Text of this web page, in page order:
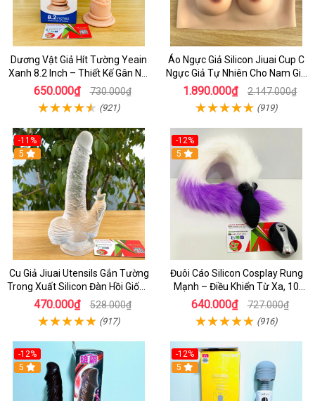
Dương Vật Giả Hít Tường Yeain
Xanh 8.2 Inch – Thiết Kế Gân Nổi
Chân Thật
650.000₫ 730.000₫
(921)
Áo Ngực Giả Silicon Jiuai Cup C
Ngực Giả Tự Nhiên Cho Nam Giả
Gái, Drag Queen
1.890.000₫ 2.147.000₫
(919)
-11%
5
Cu Giả Jiuai Utensils Gắn Tường
Trong Xuất Silicon Đàn Hồi Giống
Thật
470.000₫ 528.000₫
(917)
-12%
5
Đuôi Cáo Silicon Cosplay Rung
Mạnh – Điều Khiển Từ Xa, 10
Chế Độ Cực Kích Thích
640.000₫ 727.000₫
(916)
-12%
5
-12%
5